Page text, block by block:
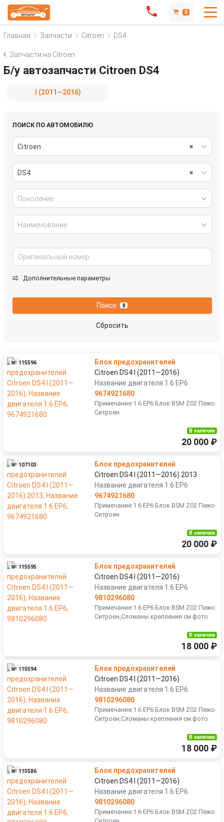
0
Главная Запчасти Citroen DS4
Запчасти на Citroen
Б/у автозапчасти Citroen DS4
I (2011—2016)
ПОИСК ПО АВТОМОБИЛЮ
×
Citroen
×
DS4
Поколение
Наименование
Дополнительные параметры
Поиск 8
Сбросить
№ 115596
Блок предохранителей
Citroen DS4 I (2011—2016)
Название двигателя 1.6 EP6
9674921680
Примечание:1.6 EP6 Блок BSM Z02 Пежо
Ситроен
В наличии
20 000 ₽
№ 107103
Блок предохранителей
Citroen DS4 I (2011—2016) 2013
Название двигателя 1.6 EP6
9674921680
Примечание:1.6 EP6 Блок BSM Z02 Пежо
Ситроен
В наличии
20 000 ₽
№ 115595
Блок предохранителей
Citroen DS4 I (2011—2016)
Название двигателя 1.6 EP6
9810296080
Примечание:1.6 EP6 Блок BSM Z02 Пежо
Ситроен,Сломаны крепления см.фото
В наличии
18 000 ₽
№ 115594
Блок предохранителей
Citroen DS4 I (2011—2016)
Название двигателя 1.6 EP6
9810296080
Примечание:1.6 EP6 Блок BSM Z02 Пежо
Ситроен,Сломаны крепления см.фото
В наличии
18 000 ₽
№ 115586
Блок предохранителей
Citroen DS4 I (2011—2016)
Название двигателя 1.6 EP6
9810296080
Примечание:1.6 EP6 Блок BSM Z02 Пежо